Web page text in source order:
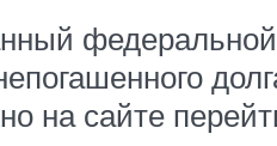
на сайте